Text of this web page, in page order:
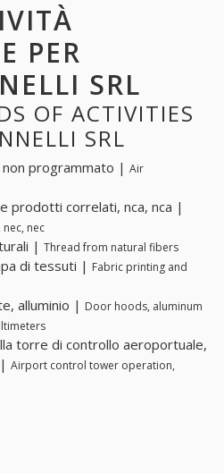
PER
SRL
OF ACTIVITIES
SRL
programmato | Air
prodotti correlati, nca, nca |
nec
| Thread from natural fibers
di tessuti | Fabric printing and
alluminio | Door hoods, aluminum
torre di controllo aeroportuale,
Airport control tower operation,